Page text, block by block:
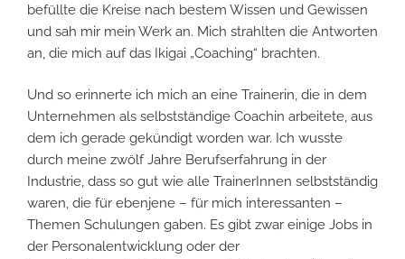
befüllte die Kreise nach bestem Wissen und Gewissen
und sah mir mein Werk an. Mich strahlten die Antworten
an, die mich auf das Ikigai „Coaching“ brachten.
Und so erinnerte ich mich an eine Trainerin, die in dem
Unternehmen als selbstständige Coachin arbeitete, aus
dem ich gerade gekündigt worden war. Ich wusste
durch meine zwölf Jahre Berufserfahrung in der
Industrie, dass so gut wie alle TrainerInnen selbstständig
waren, die für ebenjene – für mich interessanten –
Themen Schulungen gaben. Es gibt zwar einige Jobs in
der Personalentwicklung oder der